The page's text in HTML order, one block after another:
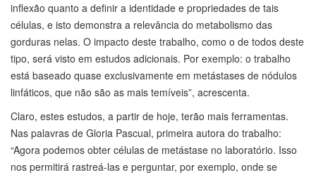
inflexão quanto a definir a identidade e propriedades de tais
células, e isto demonstra a relevância do metabolismo das
gorduras nelas. O impacto deste trabalho, como o de todos deste
tipo, será visto em estudos adicionais. Por exemplo: o trabalho
está baseado quase exclusivamente em metástases de nódulos
linfáticos, que não são as mais temíveis”, acrescenta.
Claro, estes estudos, a partir de hoje, terão mais ferramentas.
Nas palavras de Gloria Pascual, primeira autora do trabalho:
“Agora podemos obter células de metástase no laboratório. Isso
nos permitirá rastreá-las e perguntar, por exemplo, onde se